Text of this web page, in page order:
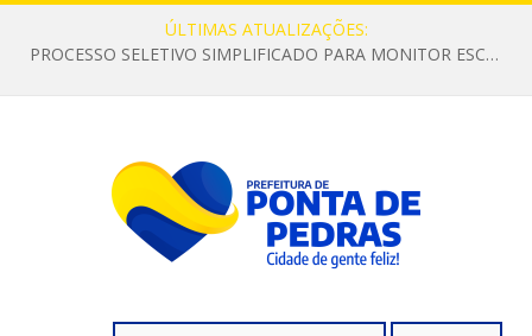
ÚLTIMAS ATUALIZAÇÕES:
PROCESSO SELETIVO SIMPLIFICADO PARA MONITOR ESCOLAR